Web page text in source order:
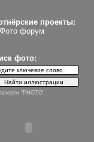
проекты:
Фото форум
фото:
"PHOTO"